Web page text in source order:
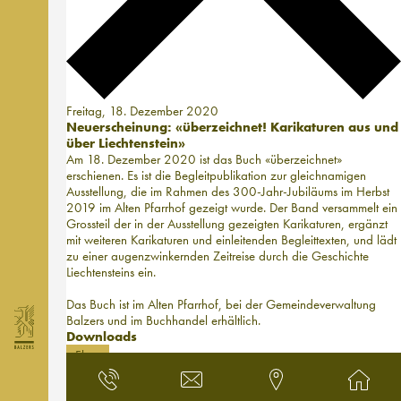
Freitag, 18. Dezember 2020
Neuerscheinung: «überzeichnet! Karikaturen aus und
über Liechtenstein»
Am 18. Dezember 2020 ist das Buch «überzeichnet»
erschienen. Es ist die Begleitpublikation zur gleichnamigen
Ausstellung, die im Rahmen des 300-Jahr-Jubiläums im Herbst
2019 im Alten Pfarrhof gezeigt wurde. Der Band versammelt ein
Grossteil der in der Ausstellung gezeigten Karikaturen, ergänzt
mit weiteren Karikaturen und einleitenden Begleittexten, und lädt
zu einer augenzwinkernden Zeitreise durch die Geschichte
Liechtensteins ein.
Das Buch ist im Alten Pfarrhof, bei der Gemeindeverwaltung
Balzers und im Buchhandel erhältlich.
Downloads
Flyer
2024 2022